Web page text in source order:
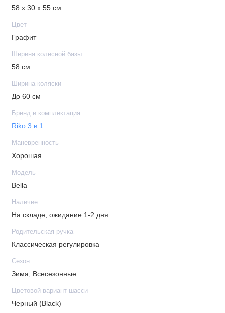
Фиксация передних колес: да
Материал чехла коляски: комбинированная
Автокресло
Габариты
Габариты упаковки: 59 x 62 x 94 см
Вес товара без упаковки: 14,6 кг
Габариты товара без упаковки: 85 x 58 x 120 см
Диаметр передних колес: 25 см
Размер спального места: 74 x 36 x 23 см
Вес люльки: 4,9 кг
58 х 30 х 55 см
Цвет
Графит
Ширина колесной базы
58 см
Ширина коляски
До 60 см
Бренд и комплектация
Riko 3 в 1
Маневренность
Хорошая
Модель
Bella
Наличие
На складе, ожидание 1-2 дня
Родительская ручка
Классическая регулировка
Сезон
Зима, Всесезонные
Цветовой вариант шасси
Черный (Black)